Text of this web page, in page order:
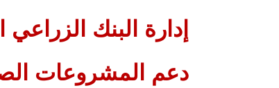
إدارة البنك
دعم المشروعات